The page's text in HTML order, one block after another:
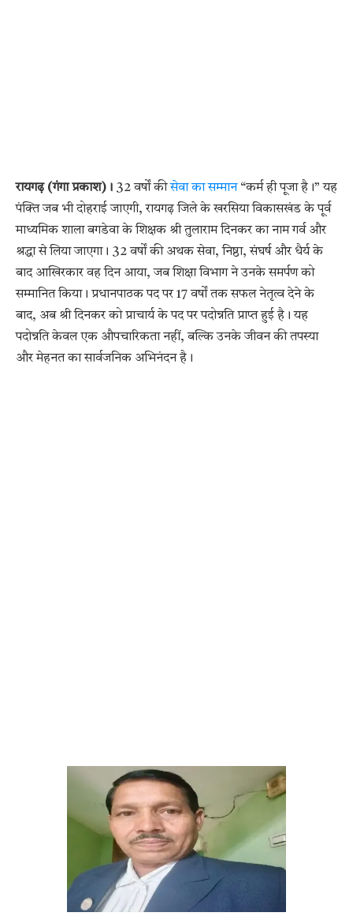
रायगढ़ (गंगा प्रकाश)। 32 वर्षों कीसेवा का सम्मान“कर्म ही पूजा है।” यह
पंक्ति जब भी दोहराई जाएगी, रायगढ़ जिले के खरसिया विकासखंड के पूर्व
माध्यमिक शाला बगडेवा के शिक्षक श्री तुलाराम दिनकर का नाम गर्व और
श्रद्धा से लिया जाएगा। 32 वर्षों की अथक सेवा, निष्ठा, संघर्ष और धैर्य के
बाद आखिरकार वह दिन आया, जब शिक्षा विभाग ने उनके समर्पण को
सम्मानित किया। प्रधानपाठक पद पर 17 वर्षों तक सफल नेतृत्व देने के
बाद, अब श्री दिनकर को प्राचार्य के पद पर पदोन्नति प्राप्त हुई है। यह
पदोन्नति केवल एक औपचारिकता नहीं, बल्कि उनके जीवन की तपस्या
और मेहनत का सार्वजनिक अभिनंदन है।